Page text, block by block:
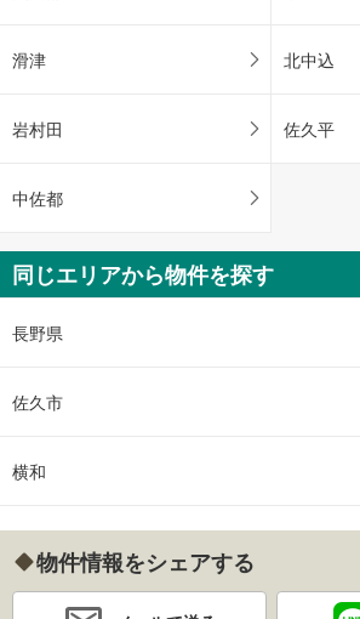
滑津 北中込
岩村田 佐久平
中佐都
同じエリアから物件を探す
長野県
佐久市
横和
物件情報をシェアする